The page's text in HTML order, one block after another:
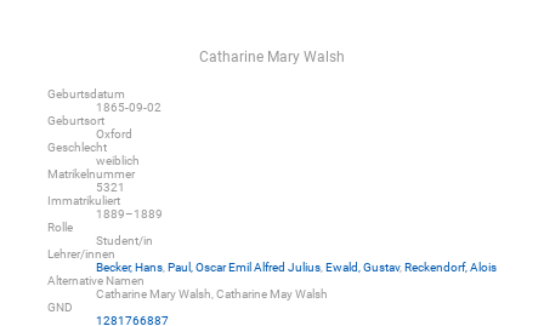
Catharine Mary Walsh
Geburtsdatum
1865-09-02
Geburtsort
Oxford
Geschlecht
weiblich
Matrikelnummer
5321
Immatrikuliert
1889–1889
Rolle
Student/in
Lehrer/innen
Becker, Hans Paul, Oscar Emil Alfred Julius Ewald, Gustav, Reckendorf, Alois
Alternative Namen
Catharine Mary Walsh, Catharine May Walsh
GND
1281766887